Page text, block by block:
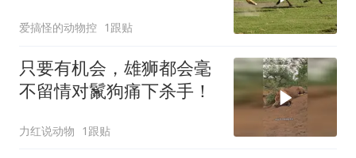
爱搞怪的动物控 1跟贴
只要有机会，雄狮都会毫
不留情对鬣狗痛下杀手！
力红说动物 1跟贴